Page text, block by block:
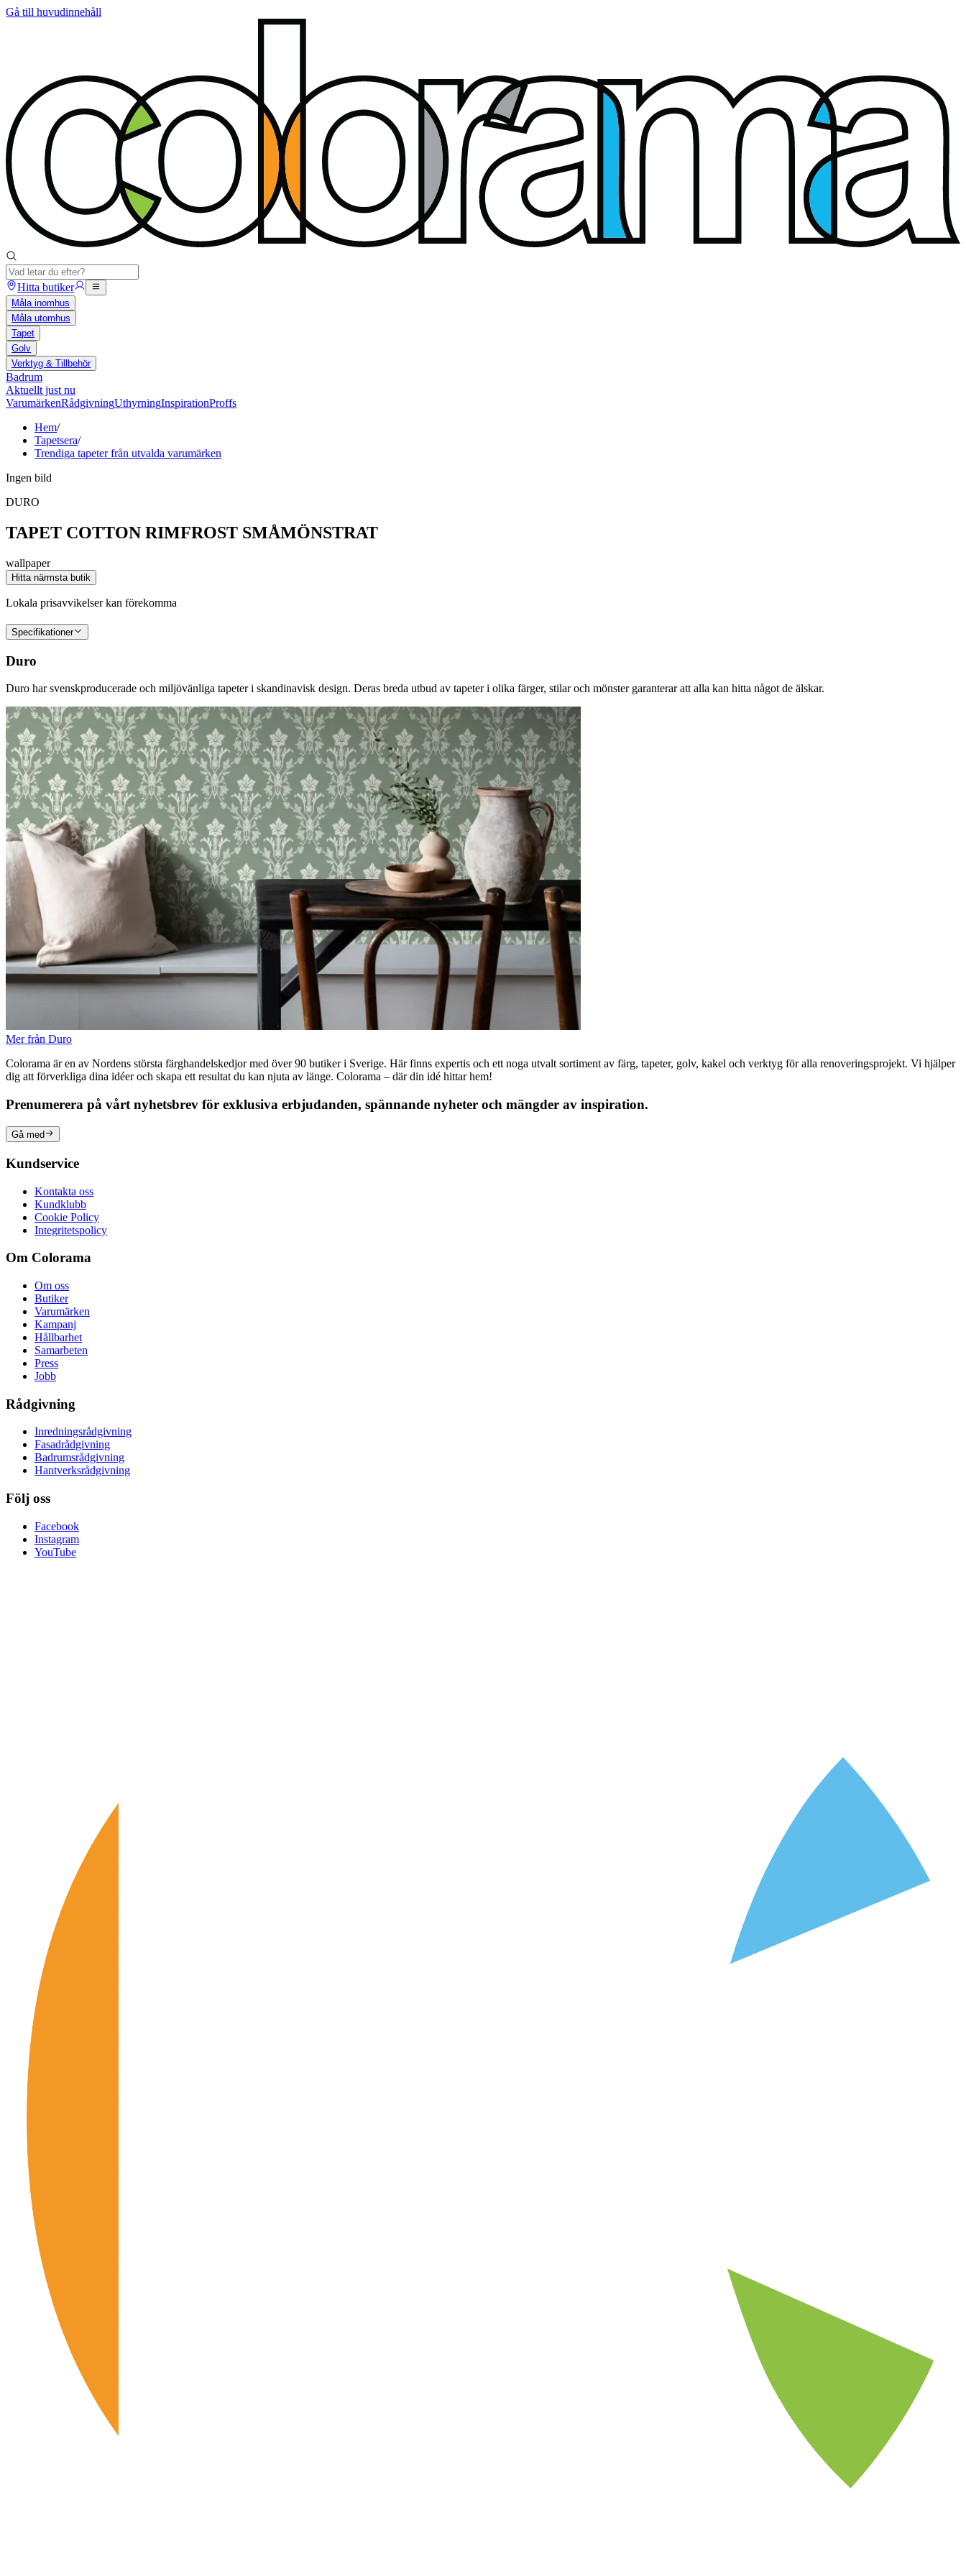
Gå till huvudinnehåll
Hitta butiker
Måla inomhus
Måla utomhus
Tapet
Golv
Verktyg & Tillbehör
Badrum
Aktuellt just nu
VarumärkenRådgivningUthyrningInspirationProffs
Hem/
Tapetsera/
Trendiga tapeter från utvalda varumärken
Ingen bild
DURO
TAPET COTTON RIMFROST SMÅMÖNSTRAT
wallpaper
Hitta närmsta butik
Lokala prisavvikelser kan förekomma
Specifikationer
Duro
Duro har svenskproducerade och miljövänliga tapeter i skandinavisk design. Deras breda utbud av tapeter i olika färger, stilar och mönster garanterar att alla kan hitta något de älskar.
Mer från Duro
Colorama är en av Nordens största färghandelskedjor med över 90 butiker i Sverige. Här finns expertis och ett noga utvalt sortiment av färg, tapeter, golv, kakel och verktyg för alla renoveringsprojekt. Vi hjälper
dig att förverkliga dina idéer och skapa ett resultat du kan njuta av länge. Colorama – där din idé hittar hem!
Prenumerera på vårt nyhetsbrev för exklusiva erbjudanden, spännande nyheter och mängder av inspiration.
Gå med
Kundservice
Kontakta oss
Kundklubb
Cookie Policy
Integritetspolicy
Om Colorama
Om oss
Butiker
Varumärken
Kampanj
Hållbarhet
Samarbeten
Press
Jobb
Rådgivning
Inredningsrådgivning
Fasadrådgivning
Badrumsrådgivning
Hantverksrådgivning
Följ oss
Facebook
Instagram
YouTube